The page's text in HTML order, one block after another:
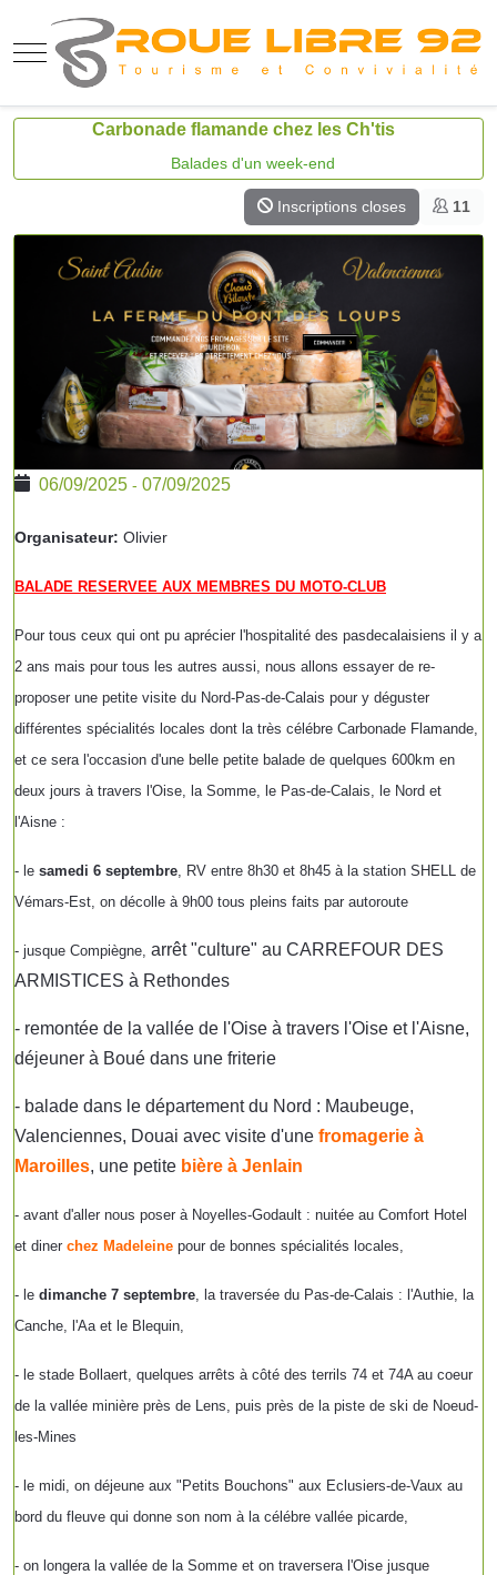
Mobile Menu Toggle
Carbonade flamande chez les Ch'tis
Balades d'un week-end
Inscriptions closes 11
06/09/2025 - 07/09/2025
Organisateur: Olivier
BALADE RESERVEE AUX MEMBRES DU MOTO-CLUB
Pour tous ceux qui ont pu aprécier l'hospitalité des pasdecalaisiens il y a
2 ans mais pour tous les autres aussi, nous allons essayer de re-
proposer une petite visite du Nord-Pas-de-Calais pour y déguster
différentes spécialités locales dont la très célébre Carbonade Flamande,
et ce sera l'occasion d'une belle petite balade de quelques 600km en
deux jours à travers l'Oise, la Somme, le Pas-de-Calais, le Nord et
l'Aisne :
- le samedi 6 septembre , RV entre 8h30 et 8h45 à la station SHELL de
Vémars-Est, on décolle à 9h00 tous pleins faits par autoroute
- jusque Compiègne, arrêt "culture" au CARREFOUR DES
ARMISTICES à Rethondes
- remontée de la vallée de l'Oise à travers l'Oise et l'Aisne,
déjeuner à Boué dans une friterie
- balade dans le département du Nord : Maubeuge,
Valenciennes, Douai avec visite d'une fromagerie à
Maroilles, une petite bière à Jenlain
- avant d'aller nous poser à Noyelles-Godault : nuitée au Comfort Hotel
et diner chez Madeleine pour de bonnes spécialités locales,
- le dimanche 7 septembre la traversée du Pas-de-Calais : l'Authie, la
Canche, l'Aa et le Blequin,
- le stade Bollaert, quelques arrêts à côté des terrils 74 et 74A au coeur
de la vallée minière près de Lens, puis près de la piste de ski de Noeud-
les-Mines
- le midi, on déjeune aux "Petits Bouchons" aux Eclusiers-de-Vaux au
bord du fleuve qui donne son nom à la célébre vallée picarde,
- on longera la vallée de la Somme et on traversera l'Oise jusque